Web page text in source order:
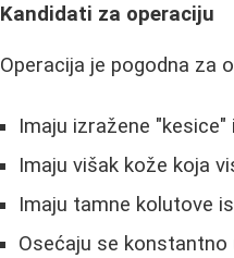
Kandidati za operaciju
Operacija je pogodna za
Imaju izražene
Imaju višak kože koja
Imaju tamne kolutove
Osećaju se